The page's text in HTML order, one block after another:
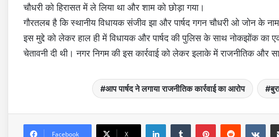
चौधरी को हिरासत में ले लिया था और शाम को छोड़ा गया।
गौरतलब है कि स्थानीय विधायक संजीव झा और पार्षद गगन चौधरी ओ जोन के
इस मुद्दे को लेकर हाल ही में विधायक और पार्षद की पुलिस के साथ नोकझोंक का
चेतावनी दी थी। नगर निगम की इस कार्रवाई को लेकर इलाके में राजनीतिक और
आप पार्षद ने लगाया राजनीतिक कार्रवाई का आरोप
Facebook X